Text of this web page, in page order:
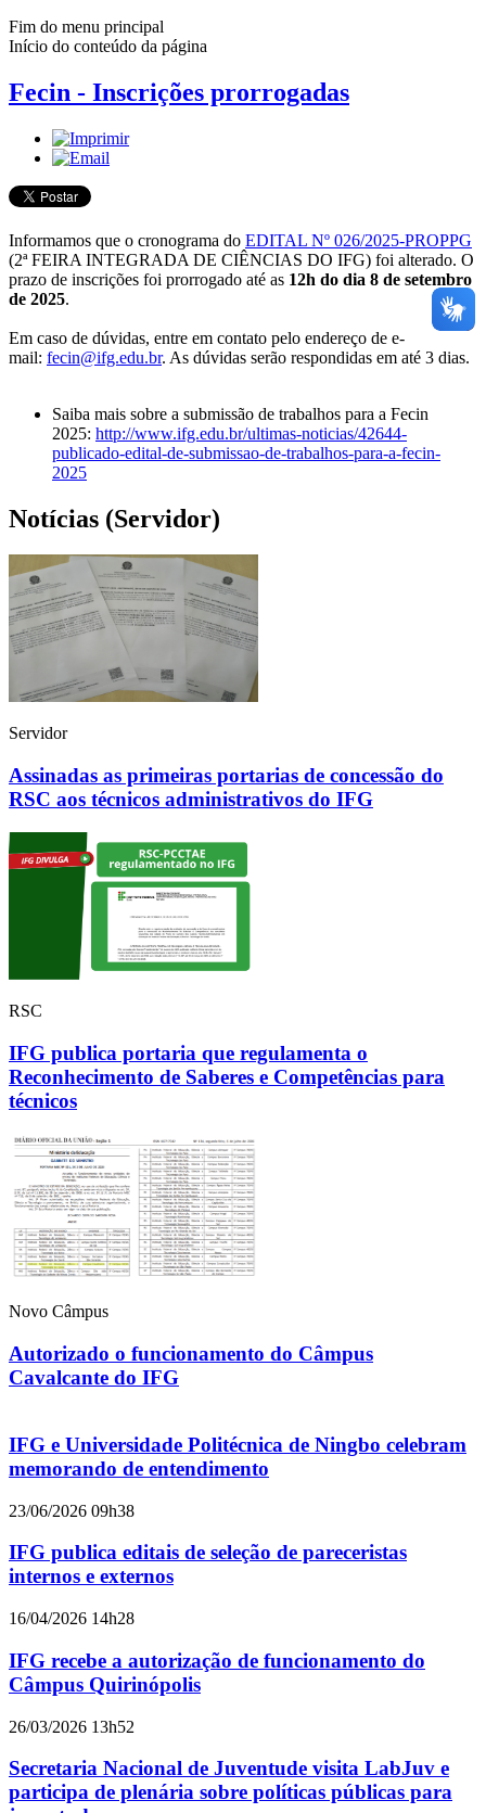
Fim do menu principal
Início do conteúdo da página
Fecin - Inscrições prorrogadas
Informamos que o cronograma do EDITAL Nº 026/2025-PROPPG
(2ª FEIRA INTEGRADA DE CIÊNCIAS DO IFG) foi alterado. O
prazo de inscrições foi prorrogado até as 12h do dia 8 de setembro
de 2025.
Em caso de dúvidas, entre em contato pelo endereço de e-
mail: fecin@ifg.edu.br. As dúvidas serão respondidas em até 3 dias.
Saiba mais sobre a submissão de trabalhos para a Fecin
2025: http://www.ifg.edu.br/ultimas-noticias/42644-
publicado-edital-de-submissao-de-trabalhos-para-a-fecin-
2025
Notícias (Servidor)
Servidor
Assinadas as primeiras portarias de concessão do
RSC aos técnicos administrativos do IFG
RSC
IFG publica portaria que regulamenta o
Reconhecimento de Saberes e Competências para
técnicos
Novo Câmpus
Autorizado o funcionamento do Câmpus
Cavalcante do IFG
IFG e Universidade Politécnica de Ningbo celebram
memorando de entendimento
23/06/2026 09h38
IFG publica editais de seleção de pareceristas
internos e externos
16/04/2026 14h28
IFG recebe a autorização de funcionamento do
Câmpus Quirinópolis
26/03/2026 13h52
Secretaria Nacional de Juventude visita LabJuv e
participa de plenária sobre políticas públicas para